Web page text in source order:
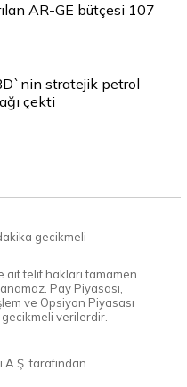
AR-GE bütçesi 107
stratejik petrol
çekti
gecikmeli
ait telif hakları tamamen
Pay Piyasası,
ve Opsiyon Piyasası
verilerdir.
A.Ş. tarafından